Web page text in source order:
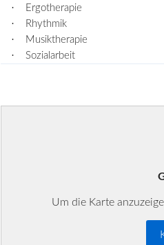
· Ergotherapie
· Rhythmik
· Musiktherapie
· Sozialarbeit
Um die Karte